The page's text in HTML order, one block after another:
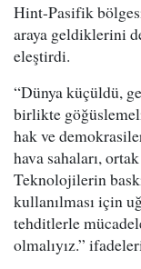
Hint-Pasifik
araya geldiklerini
eleştirdi.
“Dünya küçüldü,
birlikte
hak ve
hava sahaları,
Teknolojilerin
kullanılması için
tehditlerle
olmalıyız.”